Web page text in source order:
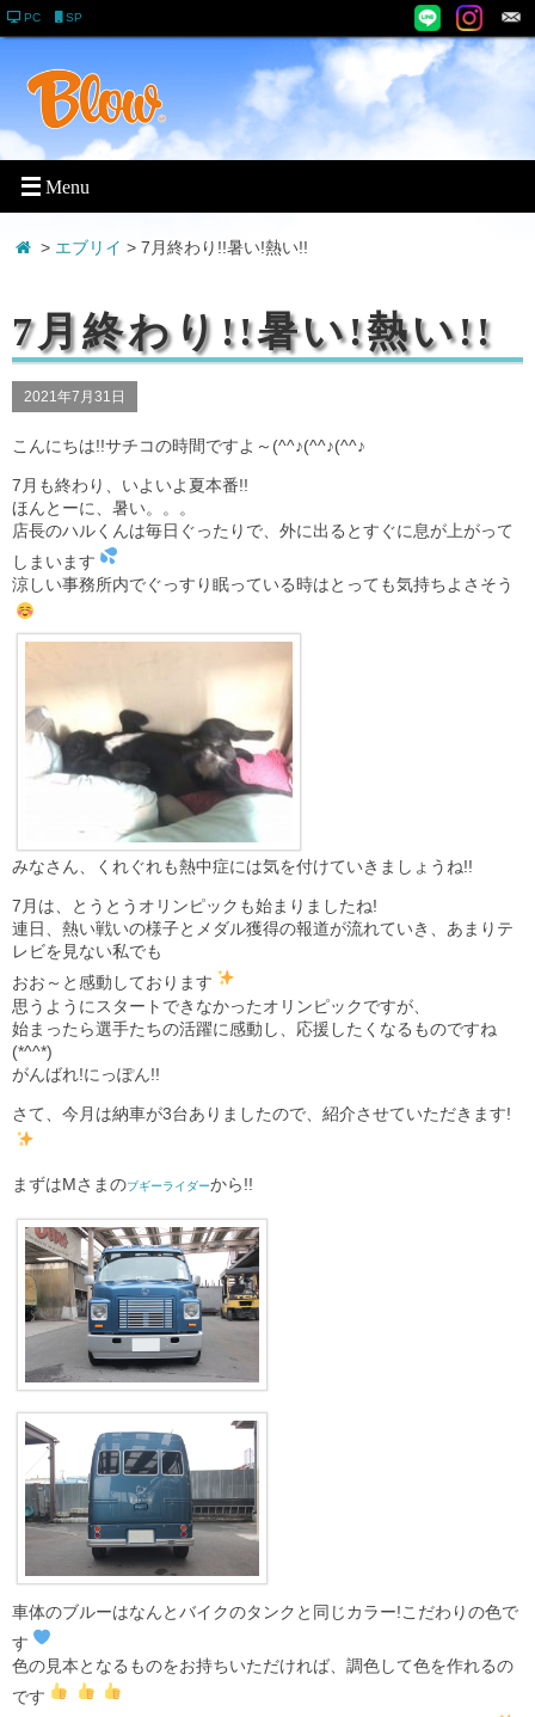
PC SP
> エブリイ > 7月終わり!!暑い!熱い!!
7月終わり!!暑い!熱い!!
2021年7月31日
こんにちは!!サチコの時間ですよ～(^^♪(^^♪(^^♪
7月も終わり、いよいよ夏本番!!
ほんとーに、暑い。。。
店長のハルくんは毎日ぐったりで、外に出るとすぐに息が上がって
しまいます
涼しい事務所内でぐっすり眠っている時はとっても気持ちよさそう
みなさん、くれぐれも熱中症には気を付けていきましょうね!!
7月は、とうとうオリンピックも始まりましたね!
連日、熱い戦いの様子とメダル獲得の報道が流れていき、あまりテ
レビを見ない私でも
おお～と感動しております
思うようにスタートできなかったオリンピックですが、
始まったら選手たちの活躍に感動し、応援したくなるものですね
(*^^*)
がんばれ!にっぽん!!
さて、今月は納車が3台ありましたので、紹介させていただきます!
まずはMさまのブギーライダーから!!
車体のブルーはなんとバイクのタンクと同じカラー!こだわりの色で
す
色の見本となるものをお持ちいただければ、調色して色を作れるの
です